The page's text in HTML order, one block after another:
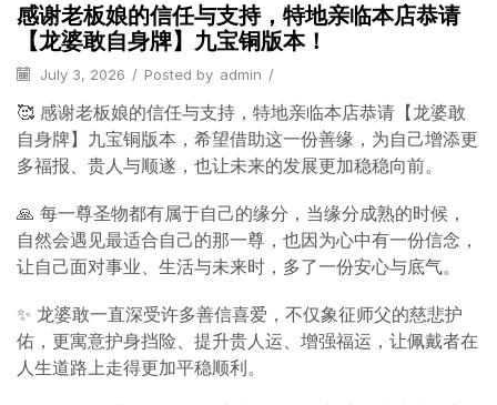
感谢老板娘的信任与支持，特地亲临本店恭请
【龙婆敢自身牌】九宝铜版本！
July 3, 2026 / Posted by admin /
🥰 感谢老板娘的信任与支持，特地亲临本店恭请【龙婆敢
自身牌】九宝铜版本，希望借助这一份善缘，为自己增添更
多福报、贵人与顺遂，也让未来的发展更加稳稳向前。
🙏 每一尊圣物都有属于自己的缘分，当缘分成熟的时候，
自然会遇见最适合自己的那一尊，也因为心中有一份信念，
让自己面对事业、生活与未来时，多了一份安心与底气。
✨ 龙婆敢一直深受许多善信喜爱，不仅象征师父的慈悲护
佑，更寓意护身挡险、提升贵人运、增强福运，让佩戴者在
人生道路上走得更加平稳顺利。